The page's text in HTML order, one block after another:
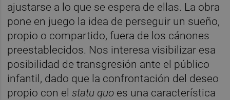
ajustarse a lo que se espera de ellas. La obra
pone en juego la idea de perseguir un sueño,
propio o compartido, fuera de los cánones
preestablecidos. Nos interesa visibilizar esa
posibilidad de transgresión ante el público
infantil, dado que la confrontación del deseo
propio con elstatu quo es una característica